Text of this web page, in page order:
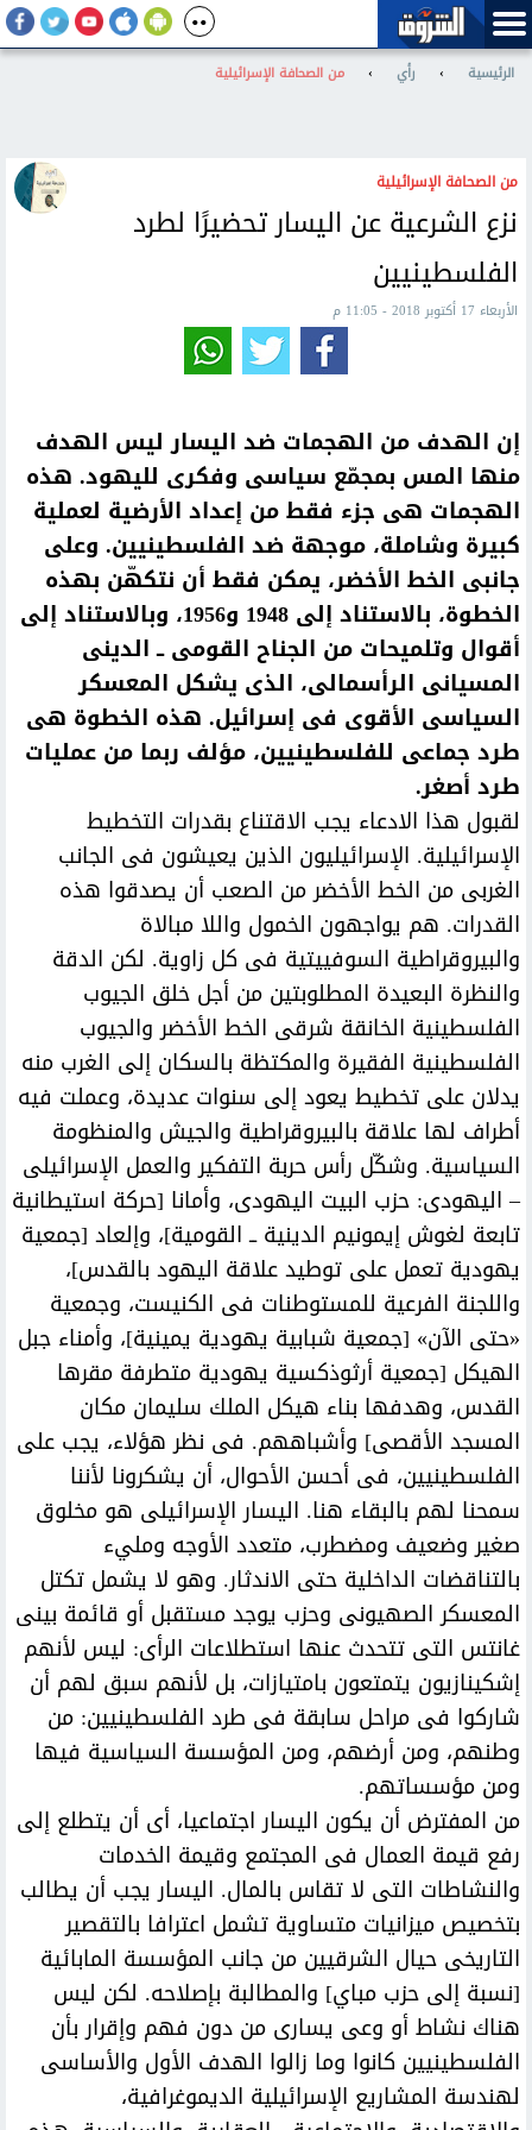
الرئيسية › رأي › من الصحافة الإسرائيلية
من الصحافة الإسرائيلية
نزع الشرعية عن اليسار تحضيرًا لطرد
الفلسطينيين
الأربعاء 17 أكتوبر 2018 - 11:05 م
إن الهدف من الهجمات ضد اليسار ليس الهدف
منها المس بمجمّع سياسى وفكرى لليهود. هذه
الهجمات هى جزء فقط من إعداد الأرضية لعملية
كبيرة وشاملة، موجهة ضد الفلسطينيين. وعلى
جانبى الخط الأخضر، يمكن فقط أن نتكهّن بهذه
الخطوة، بالاستناد إلى 1948 و1956، وبالاستناد إلى
أقوال وتلميحات من الجناح القومى ــ الدينى
المسيانى الرأسمالى، الذى يشكل المعسكر
السياسى الأقوى فى إسرائيل. هذه الخطوة هى
طرد جماعى للفلسطينيين، مؤلف ربما من عمليات
طرد أصغر.
لقبول هذا الادعاء يجب الاقتناع بقدرات التخطيط
الإسرائيلية. الإسرائيليون الذين يعيشون فى الجانب
الغربى من الخط الأخضر من الصعب أن يصدقوا هذه
القدرات. هم يواجهون الخمول واللا مبالاة
والبيروقراطية السوفييتية فى كل زاوية. لكن الدقة
والنظرة البعيدة المطلوبتين من أجل خلق الجيوب
الفلسطينية الخانقة شرقى الخط الأخضر والجيوب
الفلسطينية الفقيرة والمكتظة بالسكان إلى الغرب منه
يدلان على تخطيط يعود إلى سنوات عديدة، وعملت فيه
أطراف لها علاقة بالبيروقراطية والجيش والمنظومة
السياسية. وشكّل رأس حربة التفكير والعمل الإسرائيلى
– اليهودى: حزب البيت اليهودى، وأمانا [حركة استيطانية
تابعة لغوش إيمونيم الدينية ــ القومية]، وإلعاد [جمعية
يهودية تعمل على توطيد علاقة اليهود بالقدس]،
واللجنة الفرعية للمستوطنات فى الكنيست، وجمعية
«حتى الآن» [جمعية شبابية يهودية يمينية]، وأمناء جبل
الهيكل [جمعية أرثوذكسية يهودية متطرفة مقرها
القدس، وهدفها بناء هيكل الملك سليمان مكان
المسجد الأقصى] وأشباههم. فى نظر هؤلاء، يجب على
الفلسطينيين، فى أحسن الأحوال، أن يشكرونا لأننا
سمحنا لهم بالبقاء هنا. اليسار الإسرائيلى هو مخلوق
صغير وضعيف ومضطرب، متعدد الأوجه ومليء
بالتناقضات الداخلية حتى الاندثار. وهو لا يشمل تكتل
المعسكر الصهيونى وحزب يوجد مستقبل أو قائمة بينى
غانتس التى تتحدث عنها استطلاعات الرأى: ليس لأنهم
إشكينازيون يتمتعون بامتيازات، بل لأنهم سبق لهم أن
شاركوا فى مراحل سابقة فى طرد الفلسطينيين: من
وطنهم، ومن أرضهم، ومن المؤسسة السياسية فيها
ومن مؤسساتهم.
من المفترض أن يكون اليسار اجتماعيا، أى أن يتطلع إلى
رفع قيمة العمال فى المجتمع وقيمة الخدمات
والنشاطات التى لا تقاس بالمال. اليسار يجب أن يطالب
بتخصيص ميزانيات متساوية تشمل اعترافا بالتقصير
التاريخى حيال الشرقيين من جانب المؤسسة المابائية
[نسبة إلى حزب مباي] والمطالبة بإصلاحه. لكن ليس
هناك نشاط أو وعى يسارى من دون فهم وإقرار بأن
الفلسطينيين كانوا وما زالوا الهدف الأول والأساسى
لهندسة المشاريع الإسرائيلية الديموغرافية،